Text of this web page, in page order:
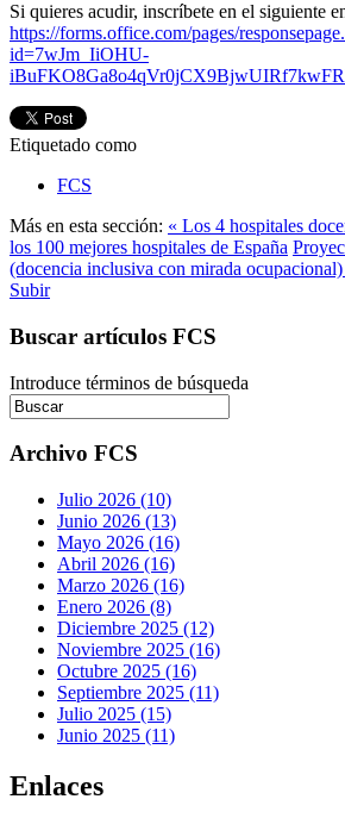
Si quieres acudir, inscríbete en el siguiente
https://forms.office.com/pages/
id=7wJm_IiOHU-
Etiquetado como
FCS
Más en esta sección: « Los 4 hospitales
los 100 mejores hospitales de España
(docencia inclusiva con mirada ocupacional)
Subir
Buscar artículos FCS
Introduce términos de búsqueda
Archivo FCS
Julio 2026 (10)
Junio 2026 (13)
Mayo 2026 (16)
Abril 2026 (16)
Marzo 2026 (16)
Enero 2026 (8)
Diciembre 2025 (12)
Noviembre 2025 (16)
Octubre 2025 (16)
Septiembre 2025 (11)
Julio 2025 (15)
Junio 2025 (11)
Enlaces